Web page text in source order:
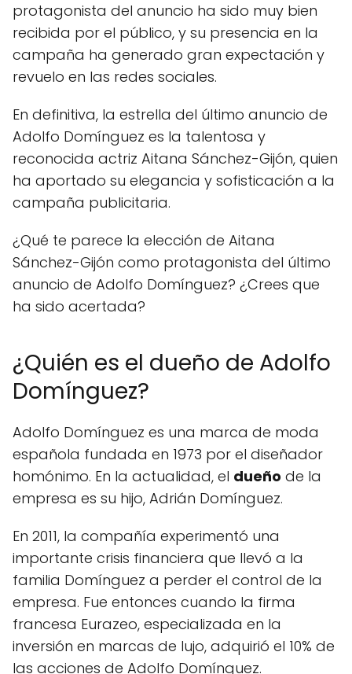
protagonista del anuncio ha sido muy bien
recibida por el público, y su presencia en la
campaña ha generado gran expectación y
revuelo en las redes sociales.
En definitiva, la estrella del último anuncio de
Adolfo Domínguez es la talentosa y
reconocida actriz Aitana Sánchez-Gijón, quien
ha aportado su elegancia y sofisticación a la
campaña publicitaria.
¿Qué te parece la elección de Aitana
Sánchez-Gijón como protagonista del último
anuncio de Adolfo Domínguez? ¿Crees que
ha sido acertada?
¿Quién es el dueño de Adolfo
Domínguez?
Adolfo Domínguez es una marca de moda
española fundada en 1973 por el diseñador
homónimo. En la actualidad, el dueño de la
empresa es su hijo, Adrián Domínguez.
En 2011, la compañía experimentó una
importante crisis financiera que llevó a la
familia Domínguez a perder el control de la
empresa. Fue entonces cuando la firma
francesa Eurazeo, especializada en la
inversión en marcas de lujo, adquirió el 10% de
las acciones de Adolfo Domínguez.